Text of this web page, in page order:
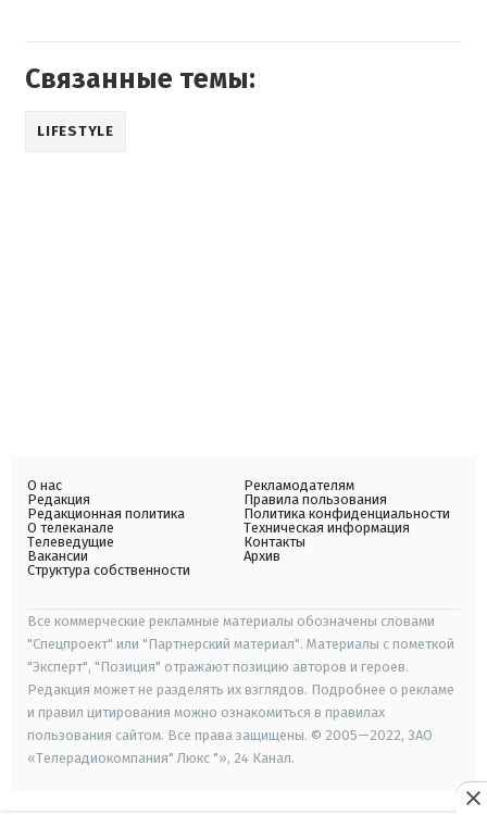
Связанные темы:
LIFESTYLE
О нас
Редакция
Редакционная политика
О телеканале
Телеведущие
Вакансии
Структура собственности
Рекламодателям
Правила пользования
Политика конфиденциальности
Техническая информация
Контакты
Архив
Все коммерческие рекламные материалы обозначены словами
"Спецпроект" или "Партнерский материал". Материалы с пометкой
"Эксперт", "Позиция" отражают позицию авторов и героев.
Редакция может не разделять их взглядов. Подробнее о рекламе
и правил цитирования можно ознакомиться в правилах
пользования сайтом. Все права защищены. © 2005—2022, ЗАО
«Телерадиокомпания" Люкс "», 24 Канал.